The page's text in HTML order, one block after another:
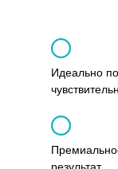
Идеально